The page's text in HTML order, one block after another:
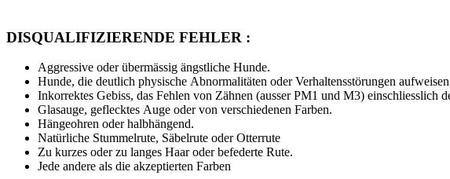
DISQUALIFIZIERENDE FEHLER :
Aggressive oder übermässig ängstliche Hunde.
Hunde, die deutlich physische Abnormalitäten oder Verhaltensstörungen
Inkorrektes Gebiss, das Fehlen von Zähnen (ausser PM1 und M3) einschliesslich
Glasauge, geflecktes Auge oder von verschiedenen Farben.
Hängeohren oder halbhängend.
Natürliche Stummelrute, Säbelrute oder Otterrute
Zu kurzes oder zu langes Haar oder befederte Rute.
Jede andere als die akzeptierten Farben